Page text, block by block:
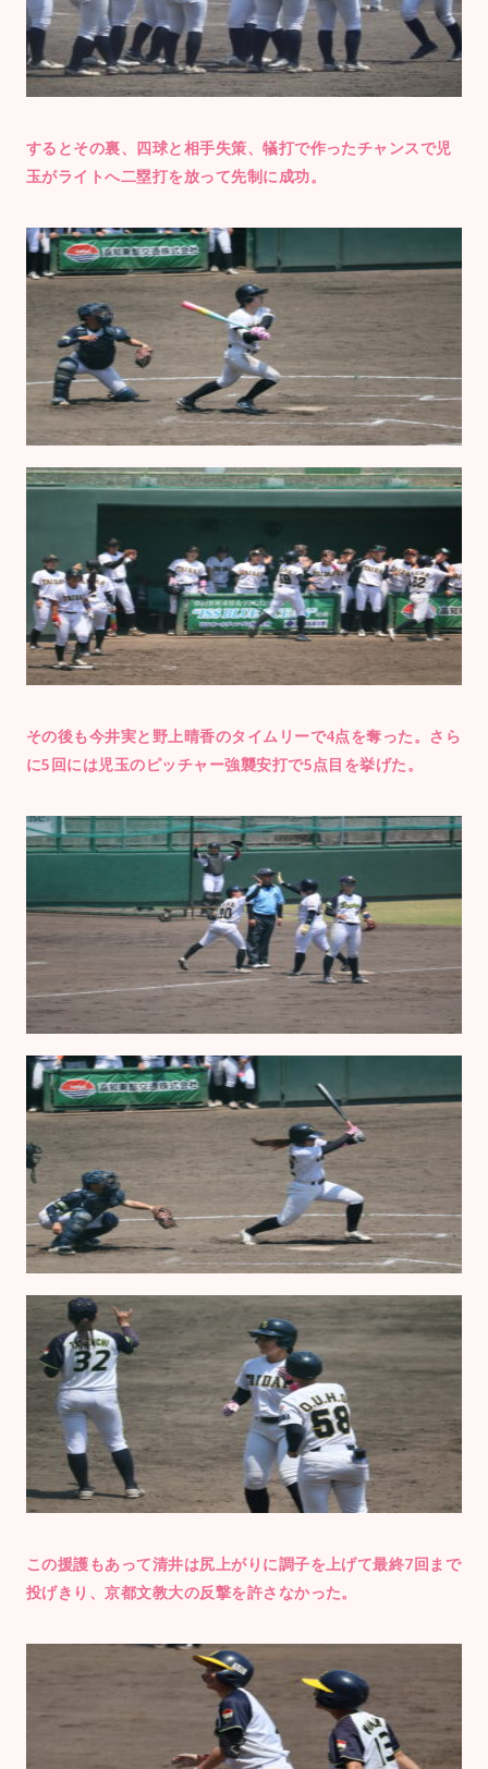
するとその裏、四球と相手失策、犠打で作ったチャンスで児
玉がライトへ二塁打を放って先制に成功。
その後も今井実と野上晴香のタイムリーで4点を奪った。さら
に5回には児玉のピッチャー強襲安打で5点目を挙げた。
この援護もあって清井は尻上がりに調子を上げて最終7回まで
投げきり、京都文教大の反撃を許さなかった。